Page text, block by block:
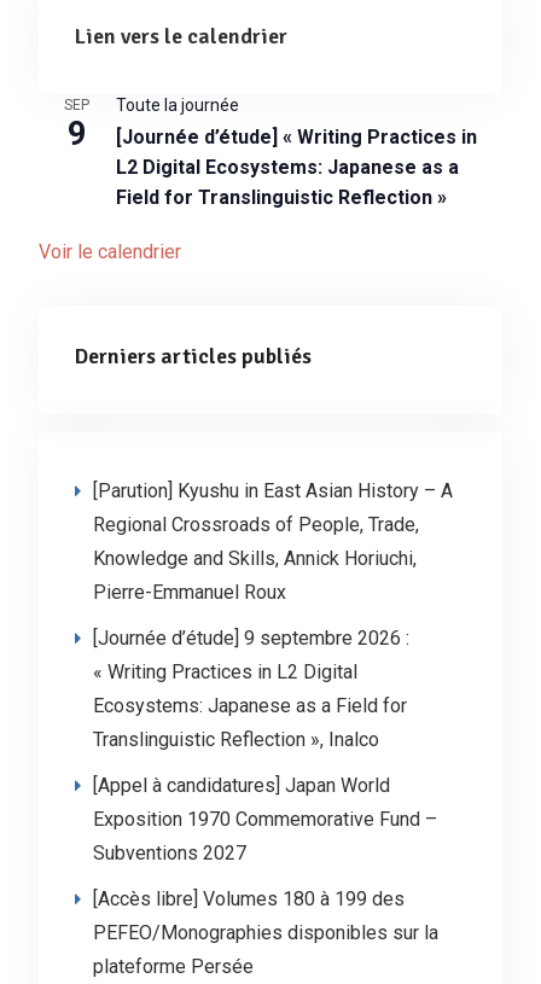
Lien vers le calendrier
SEP
9
Toute la journée
[Journée d’étude] « Writing Practices in
L2 Digital Ecosystems: Japanese as a
Field for Translinguistic Reflection »
Voir le calendrier
Derniers articles publiés
[Parution] Kyushu in East Asian History – A
Regional Crossroads of People, Trade,
Knowledge and Skills, Annick Horiuchi,
Pierre-Emmanuel Roux
[Journée d’étude] 9 septembre 2026 :
« Writing Practices in L2 Digital
Ecosystems: Japanese as a Field for
Translinguistic Reflection », Inalco
[Appel à candidatures] Japan World
Exposition 1970 Commemorative Fund –
Subventions 2027
[Accès libre] Volumes 180 à 199 des
PEFEO/Monographies disponibles sur la
plateforme Persée